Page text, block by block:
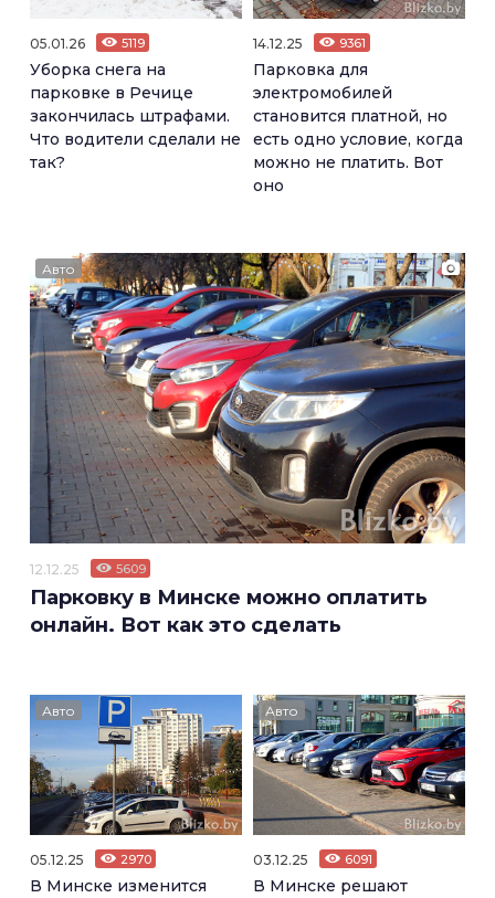
05.01.26 5119
Уборка снега на
парковке в Речице
закончилась штрафами.
Что водители сделали не
так?
14.12.25 9361
Парковка для
электромобилей
становится платной, но
есть одно условие, когда
можно не платить. Вот
оно
Авто
12.12.25 5609
Парковку в Минске можно оплатить
онлайн. Вот как это сделать
Авто
05.12.25 2970
В Минске изменится
Авто
03.12.25 6091
В Минске решают